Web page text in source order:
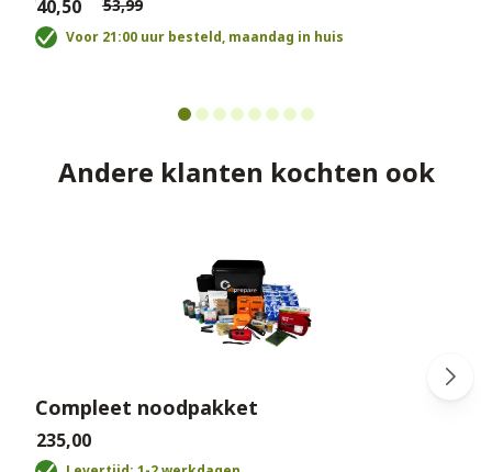
€40,50 €53,99
Voor 21:00 uur besteld, maandag in huis
Andere klanten kochten ook
Compleet noodpakket
€235,00